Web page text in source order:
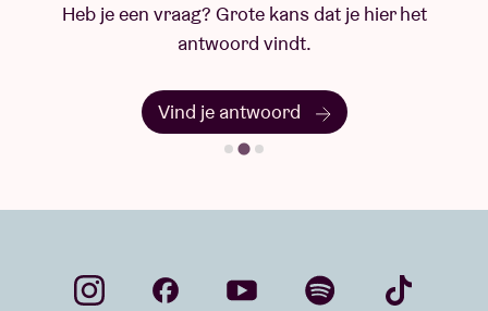
Heb je een vraag? Grote kans dat je hier het
antwoord vindt.
Vind je antwoord